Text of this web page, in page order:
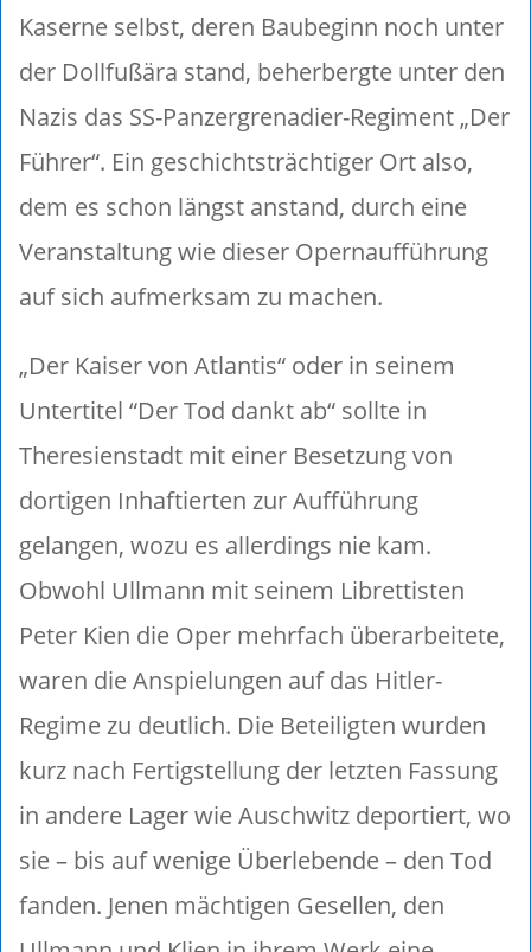
Kaserne selbst, deren Baubeginn noch unter
der Dollfußära stand, beherbergte unter den
Nazis das SS-Panzergrenadier-Regiment „Der
Führer“. Ein geschichtsträchtiger Ort also,
dem es schon längst anstand, durch eine
Veranstaltung wie dieser Opernaufführung
auf sich aufmerksam zu machen.
„Der Kaiser von Atlantis“ oder in seinem
Untertitel “Der Tod dankt ab“ sollte in
Theresienstadt mit einer Besetzung von
dortigen Inhaftierten zur Aufführung
gelangen, wozu es allerdings nie kam.
Obwohl Ullmann mit seinem Librettisten
Peter Kien die Oper mehrfach überarbeitete,
waren die Anspielungen auf das Hitler-
Regime zu deutlich. Die Beteiligten wurden
kurz nach Fertigstellung der letzten Fassung
in andere Lager wie Auschwitz deportiert, wo
sie – bis auf wenige Überlebende – den Tod
fanden. Jenen mächtigen Gesellen, den